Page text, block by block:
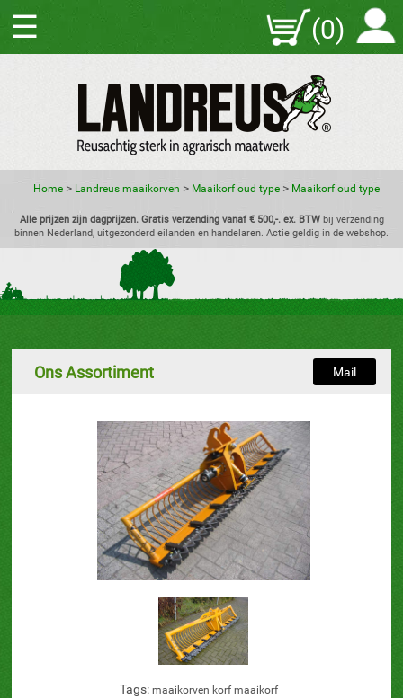
☰ (0)
Home> Landreus maaikorven > Maaikorf oud type> Maaikorf oud type
Alle prijzen zijn dagprijzen. Gratis verzending vanaf € 500,-. ex. BTWbij verzending
binnen Nederland, uitgezonderd eilanden en handelaren. Actie geldig in de webshop.
Ons Assortiment Mail
Tags:maaikorven korf maaikorf